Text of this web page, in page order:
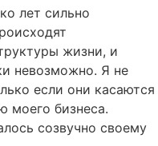
лет сильно
жизни, и
невозможно. Я не
если они касаются
моего бизнеса.
созвучно своему